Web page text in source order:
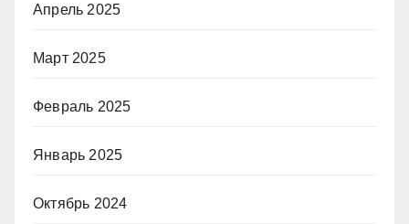
Апрель 2025
Март 2025
Февраль 2025
Январь 2025
Октябрь 2024